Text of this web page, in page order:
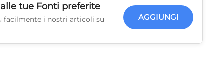
alle tue Fonti preferite
facilmente i nostri articoli su
AGGIUNGI